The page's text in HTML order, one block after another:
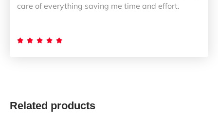
care of everything saving me time and effort.
    
Related products